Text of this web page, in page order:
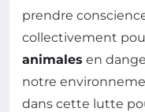
prendre
collectivement
animales en
notre
dans cette lutte